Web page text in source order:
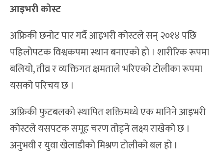
आइभरी कोस्ट
अफ्रिकी छनोट पार गर्दै आइभरी कोस्टले सन् २०१४ पछि
पहिलोपटक विश्वकपमा स्थान बनाएको हो । शारीरिक रूपमा
बलियो, तीव्र र व्यक्तिगत क्षमताले भरिएको टोलीका रूपमा
यसको परिचय छ ।
अफ्रिकी फुटबलको स्थापित शक्तिमध्ये एक मानिने आइभरी
कोस्टले यसपटक समूह चरण तोड्ने लक्ष्य राखेको छ ।
अनुभवी र युवा खेलाडीको मिश्रण टोलीको बल हो ।